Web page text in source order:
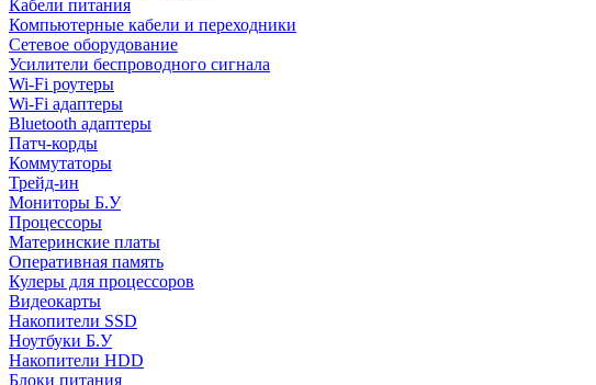
Кабели питания
Компьютерные кабели и переходники
Сетевое оборудование
Усилители беспроводного сигнала
Wi-Fi роутеры
Wi-Fi адаптеры
Bluetooth адаптеры
Патч-корды
Коммутаторы
Трейд-ин
Мониторы Б.У
Процессоры
Материнские платы
Оперативная память
Кулеры для процессоров
Видеокарты
Накопители SSD
Ноутбуки Б.У
Накопители HDD
Блоки питания